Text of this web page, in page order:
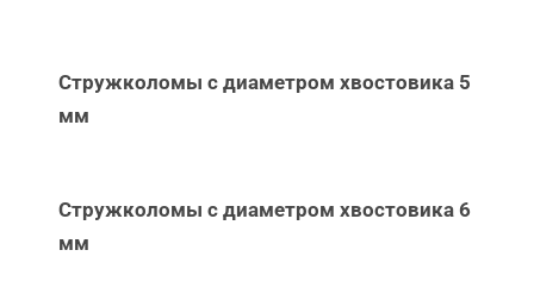
Стружколомы с диаметром хвостовика 5
мм
Стружколомы с диаметром хвостовика 6
мм